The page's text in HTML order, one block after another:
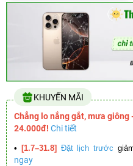
KHUYẾN MÃI
Chẳng lo nắng gắt, mưa
24.000đ! Chi tiết
• [1.7–31.8] Đặt lịch trước
ngay